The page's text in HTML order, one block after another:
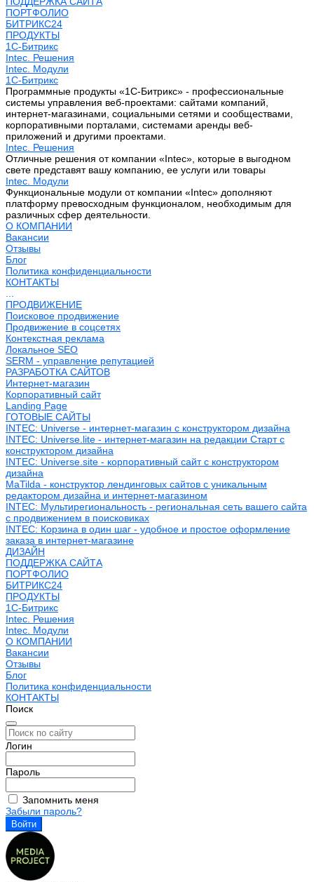
ПОРТФОЛИО
БИТРИКС24
ПРОДУКТЫ
1С-Битрикс
Intec. Решения
Intec. Модули
1С-Битрикс
Программные продукты «1С-Битрикс» - профессиональные
системы управления веб-проектами: сайтами компаний,
интернет-магазинами, социальными сетями и сообществами,
корпоративными порталами, системами аренды веб-
приложений и другими проектами.
Intec. Решения
Отличные решения от компании «Intec», которые в выгодном
свете представят вашу компанию, ее услуги или товары
Intec. Модули
Функциональные модули от компании «Intec» дополняют
платформу превосходным функционалом, необходимым для
различных сфер деятельности.
О КОМПАНИИ
Вакансии
Отзывы
Блог
Политика конфиденциальности
КОНТАКТЫ
ПРОДВИЖЕНИЕ
Поисковое продвижение
Продвижение в соцсетях
Контекстная реклама
Локальное SEO
SERM - управление репутацией
РАЗРАБОТКА САЙТОВ
Интернет-магазин
Корпоративный сайт
Landing Page
ГОТОВЫЕ САЙТЫ
INTEC: Universe - интернет-магазин с конструктором дизайна
INTEC: Universe.lite - интернет-магазин на редакции Старт с
конструктором дизайна
INTEC: Universe.site - корпоративный сайт с конструктором
дизайна
MaTilda - конструктор лендинговых сайтов с уникальным
редактором дизайна и интернет-магазином
INTEC: Мультирегиональность - региональная сеть вашего сайта
с продвижением в поисковиках
INTEC: Корзина в один шаг - удобное и простое оформление
заказа в интернет-магазине
ДИЗАЙН
ПОДДЕРЖКА САЙТА
ПОРТФОЛИО
БИТРИКС24
ПРОДУКТЫ
1С-Битрикс
Intec. Решения
Intec. Модули
О КОМПАНИИ
Вакансии
Отзывы
Блог
Политика конфиденциальности
КОНТАКТЫ
Поиск
Логин
Пароль
Запомнить меня
Забыли пароль?